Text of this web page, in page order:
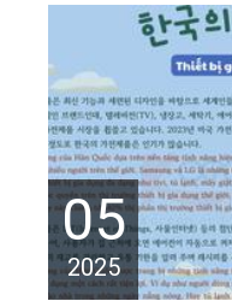
05
2025